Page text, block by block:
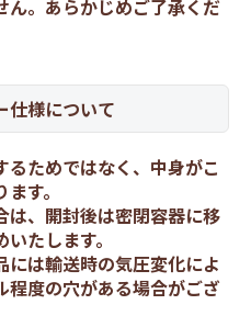
ん。あらかじめご了承くだ
仕様について
ためではなく、中身がこ
す。
は、開封後は密閉容器に移
たします。
には輸送時の気圧変化によ
程度の穴がある場合がござ